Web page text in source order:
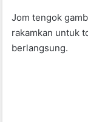
Jom tengok
rakamkan untuk
berlangsung.